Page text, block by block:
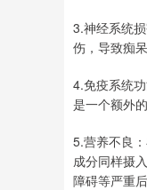
3.神经系统
伤，导致痴
4.免疫系统
是一个额外的
5.营养不良
成分同样摄
障碍等严重后